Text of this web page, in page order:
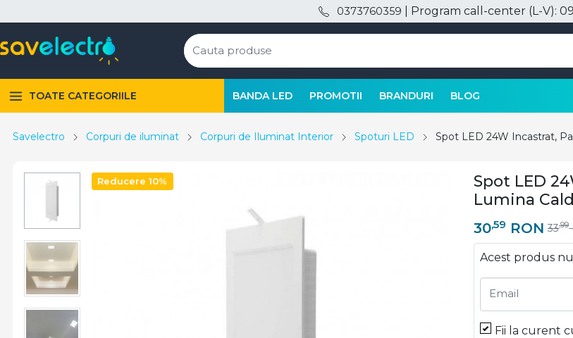
0373760359 | Program call-center (L-V):
TOATE CATEGORIILE BANDA LED PROMOTII BRANDURI BLOG
Savelectro Corpuri de iluminat Corpuri de Iluminat Interior Spoturi LED Spot LED 24W Incastrat,
Reducere 10%
Spot LED
Lumina
30,59 RON 33,99
Acest produs
Email
Fii la curent